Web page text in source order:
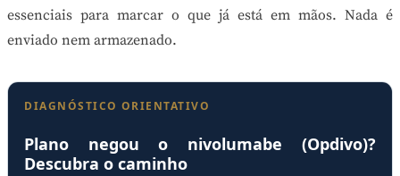
essenciais para marcar o que já está em mãos. Nada é
enviado nem armazenado.
DIAGNÓSTICO ORIENTATIVO
Plano negou o nivolumabe (Opdivo)?
Descubra o caminho